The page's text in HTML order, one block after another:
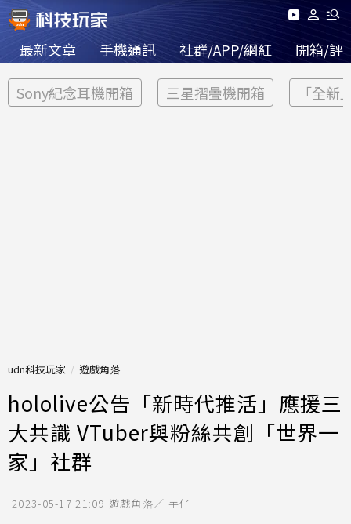
最新文章 手機通訊 社群/APP/網紅 開箱/評
Sony紀念耳機開箱 三星摺疊機開箱 「全新
udn科技玩家 遊戲角落
hololive公告「新時代推活」應援三
大共識 VTuber與粉絲共創「世界一
家」社群
2023-05-17 21:09 遊戲角落／ 芋仔